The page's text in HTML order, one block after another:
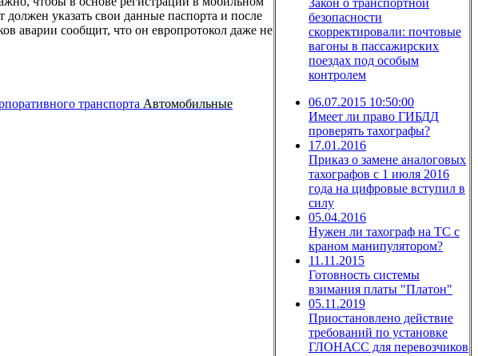
указать свои данные паспорта и после
аварии сообщит, что он европротокол даже не
транспорта Автомобильные
безопасности
скорректировали: почтовые
вагоны в пассажирских
поездах под особым
контролем
06.07.2015 10:50:00
Имеет ли право ГИБДД
проверять тахографы?
17.01.2016
Приказ о замене аналоговых
тахографов с 1 июля 2016
года на цифровые вступил в
силу
05.04.2016
Нужен ли тахограф на ТС с
краном манипулятором?
11.11.2015
Готовность системы
взимания платы "Платон"
05.11.2019
Приостановлено действие
требований по установке
ГЛОНАСС для перевозчиков